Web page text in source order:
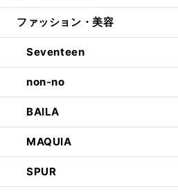
ファッション・美容
Seventeen
non-no
BAILA
MAQUIA
SPUR